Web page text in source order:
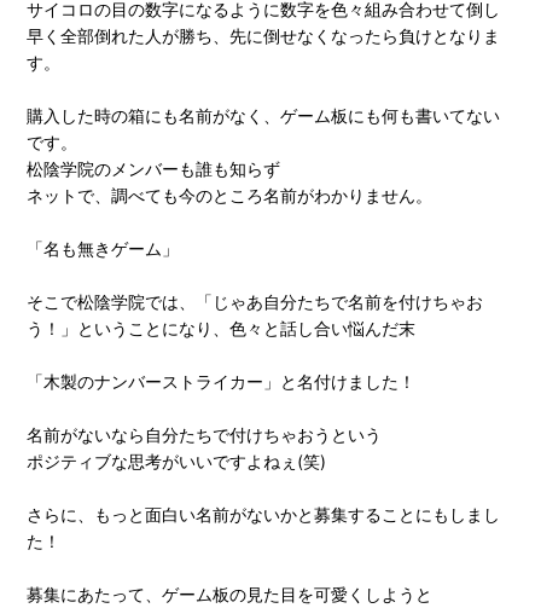
サイコロの目の数字になるように数字を色々組み合わせて倒し
早く全部倒れた人が勝ち、先に倒せなくなったら負けとなりま
す。
購入した時の箱にも名前がなく、ゲーム板にも何も書いてない
です。
松陰学院のメンバーも誰も知らず
ネットで、調べても今のところ名前がわかりません。
「名も無きゲーム」
そこで松陰学院では、「じゃあ自分たちで名前を付けちゃお
う！」ということになり、色々と話し合い悩んだ末
「木製のナンバーストライカー」と名付けました！
名前がないなら自分たちで付けちゃおうという
ポジティブな思考がいいですよねぇ(笑)
さらに、もっと面白い名前がないかと募集することにもしまし
た！
募集にあたって、ゲーム板の見た目を可愛くしようと